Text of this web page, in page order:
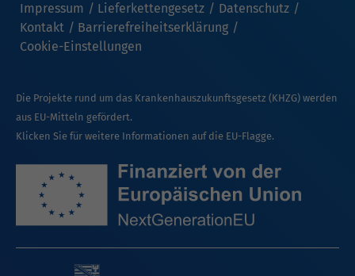
Impressum Lieferkettengesetz
Datenschutz
Kontakt
Barrierefreiheitserklärung
Cookie-Einstellungen
Die Projekte rund um das Krankenhauszukunftsgesetz (KHZG) werden
aus EU-Mitteln gefördert.
Klicken Sie für weitere Informationen auf die EU-Flagge.